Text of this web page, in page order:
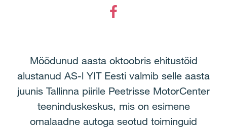
Möödunud aasta oktoobris ehitustöid
alustanud AS-l YIT Eesti valmib selle aasta
juunis Tallinna piirile Peetrisse MotorCenter
teeninduskeskus, mis on esimene
omalaadne autoga seotud toiminguid